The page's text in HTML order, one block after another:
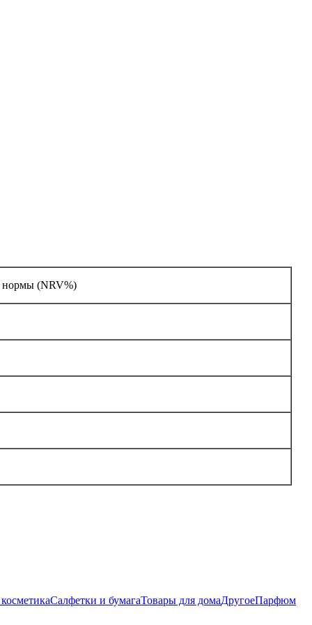
нормы (NRV%)
Салфетки и бумагаТовары для домаДругоеПарфюм